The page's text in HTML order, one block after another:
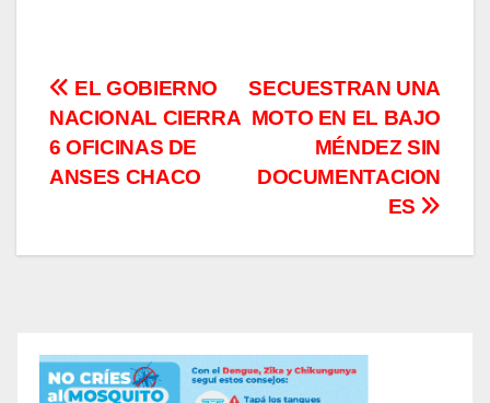
Navegación
de
entradas
SECUESTRAN UNA
MOTO EN EL BAJO
MÉNDEZ SIN
DOCUMENTACION
ES
EL GOBIERNO
NACIONAL CIERRA
6 OFICINAS DE
ANSES CHACO